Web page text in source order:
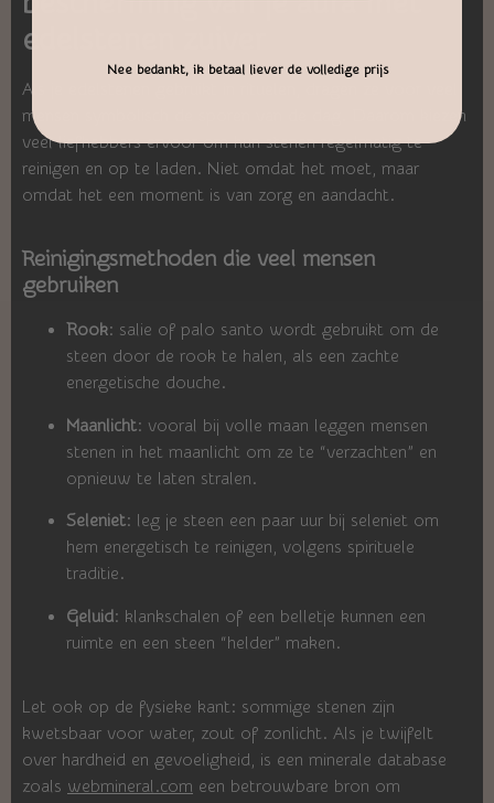
edelstenen zuiver
Als je edelstenen gebruikt in rituelen, dragen ze voor veel
mensen symbolisch de sporen van de dag. Daarom kiezen
veel liefhebbers ervoor om hun stenen regelmatig te
reinigen en op te laden. Niet omdat het moet, maar
omdat het een moment is van zorg en aandacht.
Reinigingsmethoden die veel mensen
gebruiken
Rook: salie of palo santo wordt gebruikt om de
steen door de rook te halen, als een zachte
energetische douche.
Maanlicht: vooral bij volle maan leggen mensen
stenen in het maanlicht om ze te “verzachten” en
opnieuw te laten stralen.
Seleniet: leg je steen een paar uur bij seleniet om
hem energetisch te reinigen, volgens spirituele
traditie.
Geluid: klankschalen of een belletje kunnen een
ruimte en een steen “helder” maken.
Let ook op de fysieke kant: sommige stenen zijn
kwetsbaar voor water, zout of zonlicht. Als je twijfelt
over hardheid en gevoeligheid, is een minerale database
zoals webmineral.com een betrouwbare bron om
Nee bedankt, ik betaal liever de volledige prijs